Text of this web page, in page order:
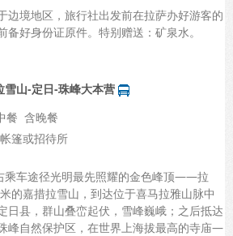
边境地区，旅行社出发前在拉萨办好游客的
备好身份证原件。特别赠送：矿泉水。
雪山-定日-珠峰大本营
餐 含晚餐
篷或招待所
乘车途径光明最先照耀的金色峰顶——拉
的嘉措拉雪山，到达位于喜马拉雅山脉中
日县，群山叠峦起伏，雪峰巍峨；之后抵达
峰自然保护区，在世界上海拔最高的寺庙—